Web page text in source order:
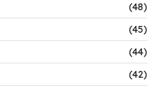
(48)
(45)
(44)
(42)